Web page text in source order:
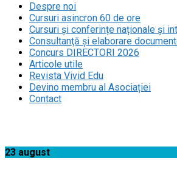
Despre noi
Cursuri asincron 60 de ore
Cursuri și conferințe naționale și
Consultanţă și elaborare
Concurs DIRECTORI 2026
Articole utile
Revista Vivid Edu
Devino membru al Asociației
Contact
23 august